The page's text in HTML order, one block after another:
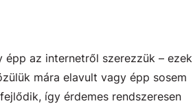
az internetről szerezzük – ezek
mára elavult vagy épp sosem
így érdemes rendszeresen